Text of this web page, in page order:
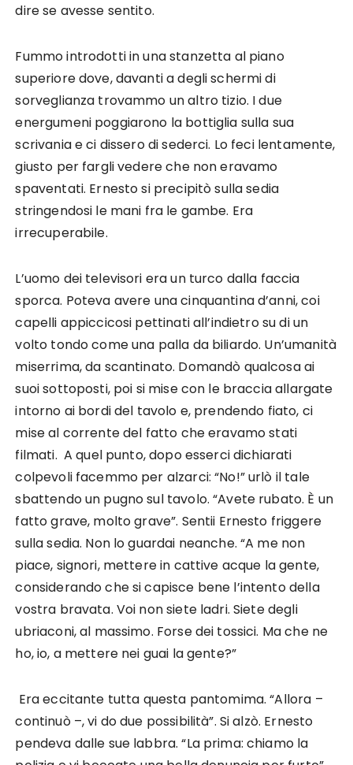
dire se avesse sentito.
Fummo introdotti in una stanzetta al piano
superiore dove, davanti a degli schermi di
sorveglianza trovammo un altro tizio. I due
energumeni poggiarono la bottiglia sulla sua
scrivania e ci dissero di sederci. Lo feci lentamente,
giusto per fargli vedere che non eravamo
spaventati. Ernesto si precipitò sulla sedia
stringendosi le mani fra le gambe. Era
irrecuperabile.
L’uomo dei televisori era un turco dalla faccia
sporca. Poteva avere una cinquantina d’anni, coi
capelli appiccicosi pettinati all’indietro su di un
volto tondo come una palla da biliardo. Un’umanità
miserrima, da scantinato. Domandò qualcosa ai
suoi sottoposti, poi si mise con le braccia allargate
intorno ai bordi del tavolo e, prendendo fiato, ci
mise al corrente del fatto che eravamo stati
filmati. A quel punto, dopo esserci dichiarati
colpevoli facemmo per alzarci: “No!” urlò il tale
sbattendo un pugno sul tavolo. “Avete rubato. È un
fatto grave, molto grave”. Sentii Ernesto friggere
sulla sedia. Non lo guardai neanche. “A me non
piace, signori, mettere in cattive acque la gente,
considerando che si capisce bene l’intento della
vostra bravata. Voi non siete ladri. Siete degli
ubriaconi, al massimo. Forse dei tossici. Ma che ne
ho, io, a mettere nei guai la gente?”
Era eccitante tutta questa pantomima. “Allora –
continuò –, vi do due possibilità”. Si alzò. Ernesto
pendeva dalle sue labbra. “La prima: chiamo la